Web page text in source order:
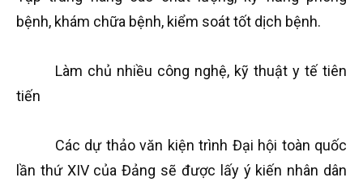
bệnh, khám chữa bệnh, kiểm soát tốt dịch bệnh.
Làm chủ nhiều công nghệ, kỹ thuật y tế tiên
tiến
Các dự thảo văn kiện trình Đại hội toàn quốc
lần thứ XIV của Đảng sẽ được lấy ý kiến ​​nhân dân